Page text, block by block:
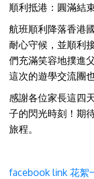
順利抵港：圓滿結
航班順利降落香港
耐心守候，並順利
們充滿笑容地撲進
這次的遊學交流團
感謝各位家長這四
子的閃光時刻！期
旅程。
facebook link 花絮